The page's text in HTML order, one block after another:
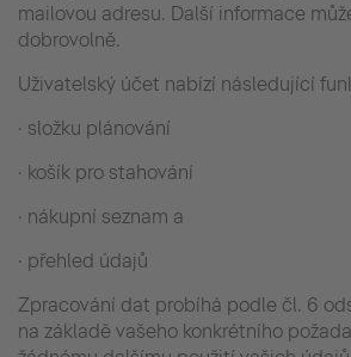
mailovou adresu. Další informace
dobrovolně.
Uživatelský účet nabízí následující
· složku plánování
· košík pro stahování
· nákupní seznam a
· přehled údajů
Zpracování dat probíhá podle čl. 6
na základě vašeho konkrétního